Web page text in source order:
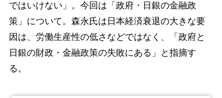
ではいけない」。今回は「政府・日銀の金融政
策」について。森永氏は日本経済衰退の大きな要
因は、労働生産性の低さなどではなく、「政府と
日銀の財政・金融政策の失敗にある」と指摘す
る。